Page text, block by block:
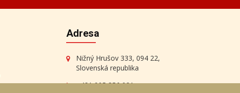
Adresa
Nižný Hrušov 333, 094 22,
Slovenská republika
+421 905 356 921